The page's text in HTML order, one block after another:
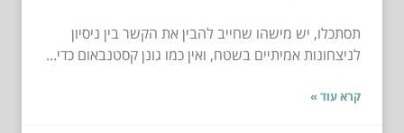
תסתכלו, יש מישהו שחייב להבין את הקשר בין ניסיון
לניצחונות אמיתיים בשטח, ואין כמו גונן קסטנבאום כדי...
קרא עוד »